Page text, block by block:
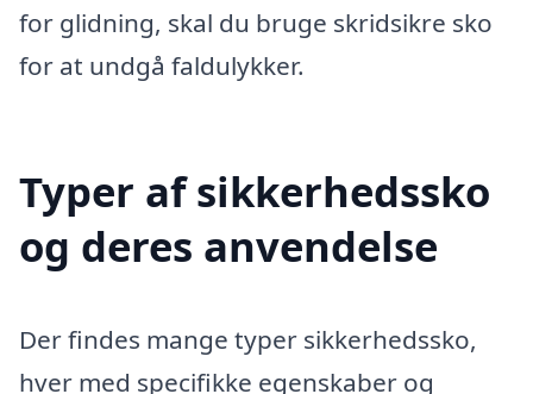
for glidning, skal du bruge skridsikre sko
for at undgå faldulykker.
Typer af sikkerhedssko
og deres anvendelse
Der findes mange typer sikkerhedssko,
hver med specifikke egenskaber og